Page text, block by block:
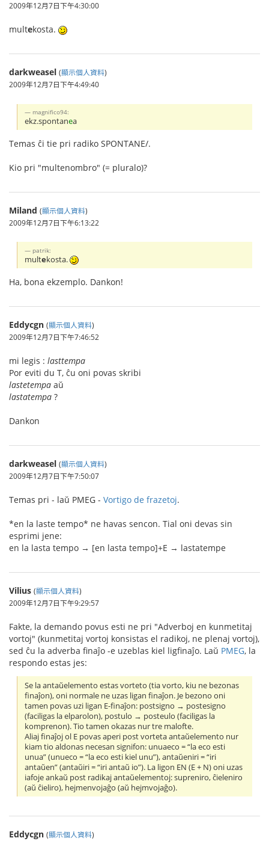
2009年12月7日下午4:30:00
multekosta.
darkweasel (顯示個人資料)
2009年12月7日下午4:49:40
magnifico94:
ekz.spontanea
Temas ĉi tie pri radiko SPONTANE/.
Kio pri "multenombro" (= pluralo)?
Miland (顯示個人資料)
2009年12月7日下午6:13:22
patrik:
multekosta.
Ha, bona ekzemplo. Dankon!
Eddycgn (顯示個人資料)
2009年12月7日下午7:46:52
mi legis : lasttempa
Por eviti du T, ĉu oni povas skribi
lastetempa aŭ
lastatempa ?
Dankon
darkweasel (顯示個人資料)
2009年12月7日下午7:50:07
Temas pri - laŭ PMEG - Vortigo de frazetoj.
*en la laste tempo* ne havas sencon. Tial oni devas sin
esprimi jene:
en la lasta tempo → [en lasta tempo]+E → lastatempe
Vilius (顯示個人資料)
2009年12月7日下午9:29:57
Fakte, la demando povus esti ne pri "Adverboj en kunmetitaj
vortoj" (kunmetitaj vortoj konsistas el radikoj, ne plenaj vortoj),
sed ĉu la adverba finaĵo -e uzeblas kiel ligfinaĵo. Laŭ PMEG, la
respondo estas jes:
Se la antaŭelemento estas vorteto (tia vorto, kiu ne bezonas
finaĵon), oni normale ne uzas ligan finaĵon. Je bezono oni
tamen povas uzi ligan E-finaĵon: postsigno → postesigno
(faciligas la elparolon), postulo → posteulo (faciligas la
komprenon). Tio tamen okazas nur tre malofte.
Aliaj finaĵoj ol E povas aperi post vorteta antaŭelemento nur
kiam tio aldonas necesan signifon: unuaeco = “la eco esti
unua” (unueco = “la eco esti kiel unu”), antaŭeniri = “iri
antaŭen” (antaŭiri = “iri antaŭ io”). La ligon EN (E + N) oni uzas
iafoje ankaŭ post radikaj antaŭelementoj: supreniro, ĉieleniro
(aŭ ĉieliro), hejmenvojaĝo (aŭ hejmvojaĝo).
Eddycgn (顯示個人資料)